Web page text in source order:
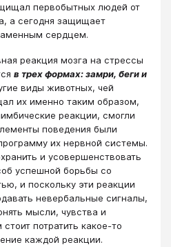
первобытных людей от
а сегодня защищает
сердцем.
реакция мозга на стрессы
в трех формах: замри, беги и
виды животных, чей
их именно таким образом,
реакции, смогли
поведения были
их нервной системы.
и усовершенствовать
успешной борьбы со
и поскольку эти реакции
невербальные сигналы,
мысли, чувства и
потратить какое-то
каждой реакции.